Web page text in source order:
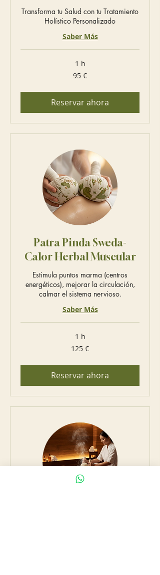
Transforma tu Salud con tu Tratamiento
Holístico Personalizado
Saber Más
1 h
95 €
Reservar ahora
Patra Pinda Sweda-
Calor Herbal Muscular
Estimula puntos marma (centros
energéticos), mejorar la circulación,
calmar el sistema nervioso.
Saber Más
1 h
125 €
Reservar ahora